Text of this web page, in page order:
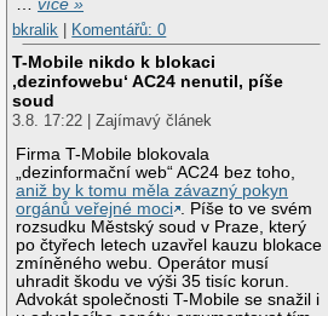
…více »
bkralik
Komentářů: 0
T-Mobile nikdo k blokaci
‚dezinfowebu‘ AC24 nenutil, píše
soud
3.8. 17:22 | Zajímavý článek
Firma T-Mobile blokovala
„dezinformační web“ AC24 bez toho,
aniž by k tomu měla závazný pokyn
orgánů veřejné moci . Píše to ve svém
rozsudku Městský soud v Praze, který
po čtyřech letech uzavřel kauzu blokace
zmíněného webu. Operátor musí
uhradit škodu ve výši 35 tisíc korun.
Advokát společnosti T-Mobile se snažil i